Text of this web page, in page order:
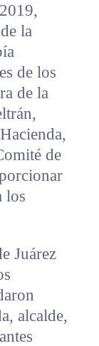
la
de los
de la
de
los
Juárez
alcalde,